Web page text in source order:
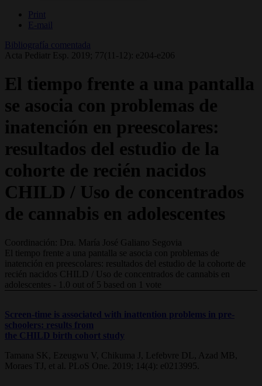
Print
E-mail
Bibliografía comentada
Acta Pediatr Esp. 2019; 77(11-12): e204-e206
El tiempo frente a una pantalla
se asocia con problemas de
inatención en preescolares:
resultados del estudio de la
cohorte de recién nacidos
CHILD / Uso de concentrados
de cannabis en adolescentes
Coordinación: Dra. María José Galiano Segovia
El tiempo frente a una pantalla se asocia con problemas de
inatención en preescolares: resultados del estudio de la cohorte de
recién nacidos CHILD / Uso de concentrados de cannabis en
adolescentes - 1.0 out of 5 based on 1 vote
Screen-time is associated with inattention problems in pre-
schoolers: results from
the CHILD birth cohort study
Tamana SK, Ezeugwu V, Chikuma J, Lefebvre DL, Azad MB,
Moraes TJ, et al. PLoS One. 2019; 14(4): e0213995.